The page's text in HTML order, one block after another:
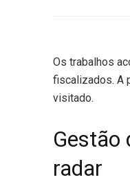
Os trabalhos
fiscalizados. A
visitado.
Gestão
radar